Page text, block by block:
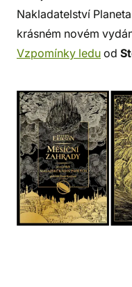
Nakladatelství
krásném novém
Vzpomínky ledu od